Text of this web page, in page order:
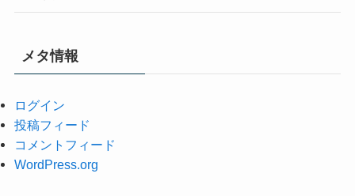
メタ情報
ログイン
投稿フィード
コメントフィード
WordPress.org